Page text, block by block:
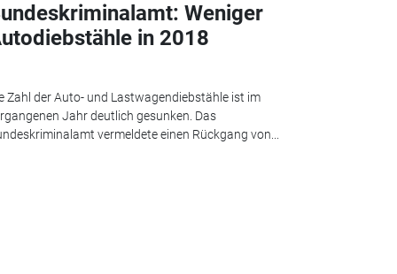
Weniger
in 2018
Zahl der Auto- und Lastwagendiebstähle ist im
Jahr deutlich gesunken. Das
vermeldete einen Rückgang von...